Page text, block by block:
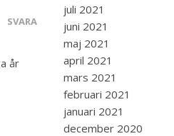
SVARA
år
juli 2021
juni 2021
maj 2021
april 2021
mars 2021
februari 2021
januari 2021
december 2020